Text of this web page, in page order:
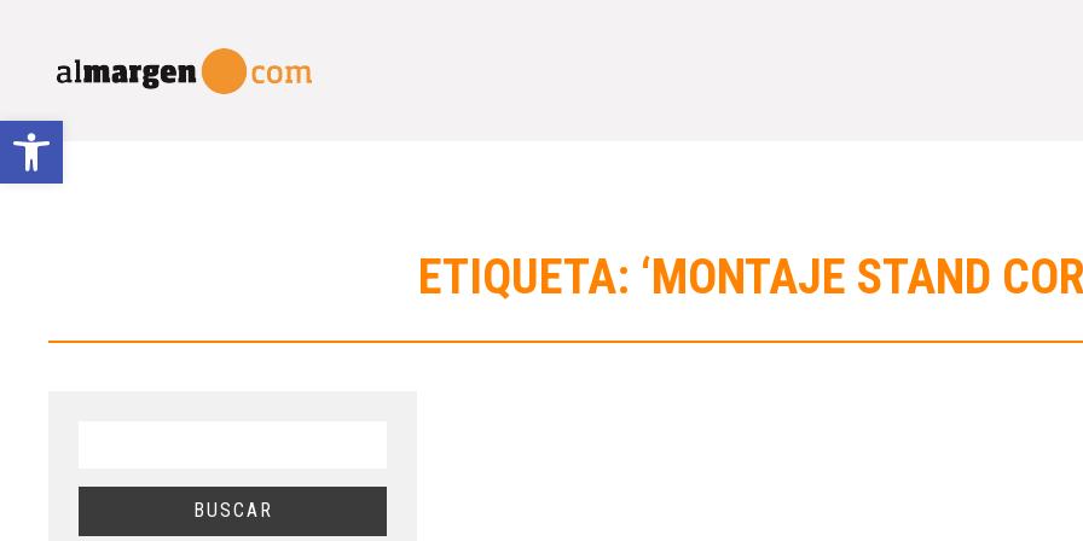
Abrir barra de herramientas
ETIQUETA: ‘MONTAJE STAND